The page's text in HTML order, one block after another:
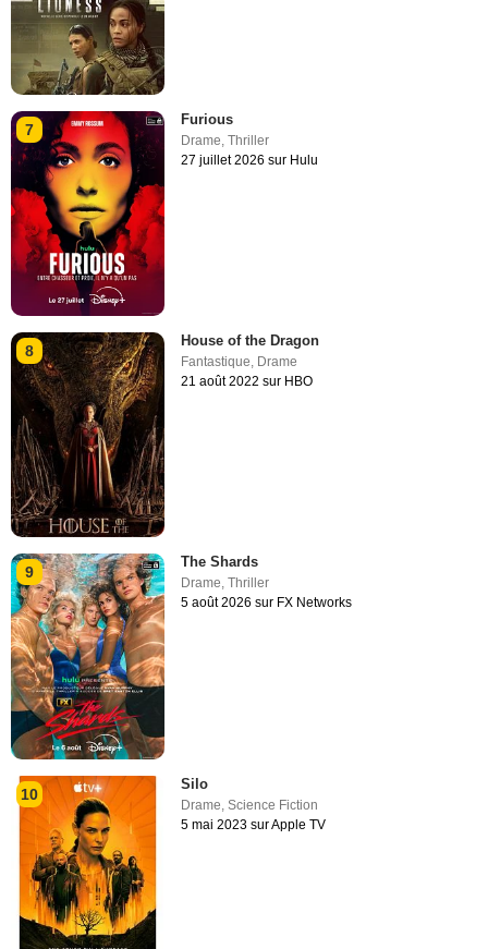
7
Furious
Drame ,Thriller
27 juillet 2026 sur Hulu
8
House of the Dragon
Fantastique, Drame
21 août 2022 sur HBO
9
The Shards
Drame,Thriller
5 août 2026 sur FX Networks
10
Silo
Drame ,Science Fiction
5 mai 2023 sur Apple TV